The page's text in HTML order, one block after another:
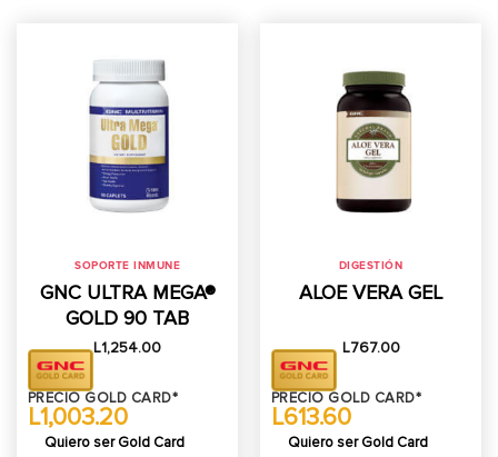
SOPORTE INMUNE
GNC ULTRA MEGA®
GOLD 90 TAB
L1,254.00
PRECIO GOLD CARD*
L1,003.20
Quiero ser Gold Card
DIGESTIÓN
ALOE VERA GEL
L767.00
PRECIO GOLD CARD*
L613.60
Quiero ser Gold Card